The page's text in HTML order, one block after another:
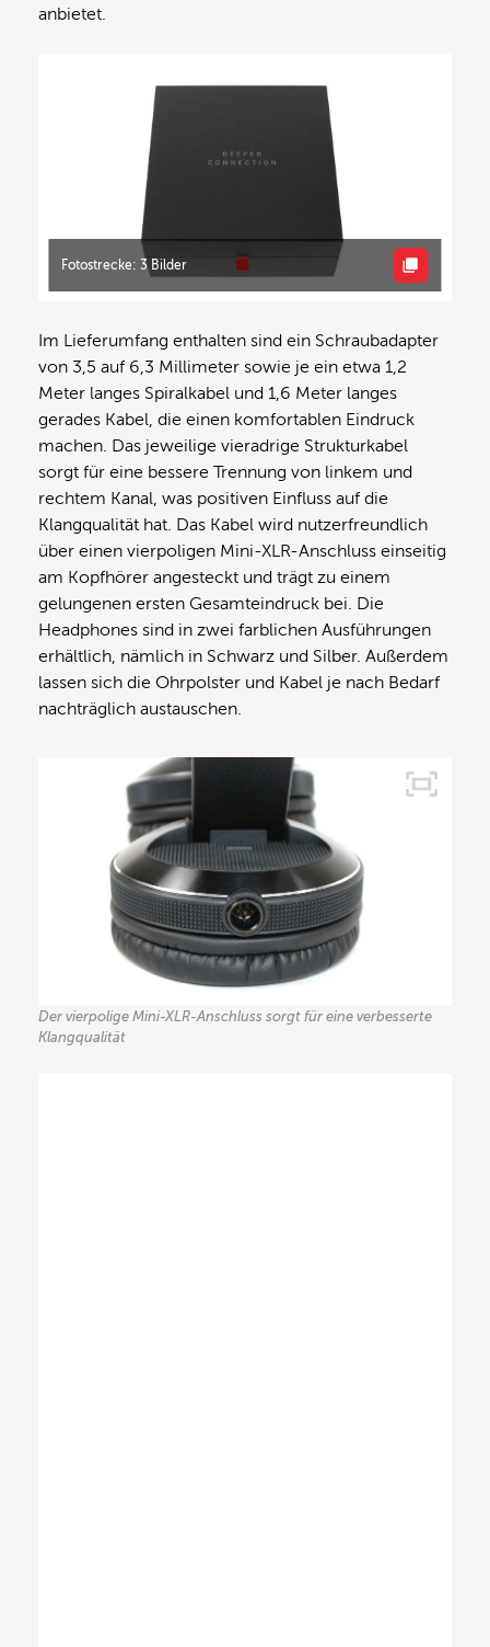
anbietet.
Fotostrecke: 3 Bilder
Im Lieferumfang enthalten sind ein Schraubadapter
von 3,5 auf 6,3 Millimeter sowie je ein etwa 1,2
Meter langes Spiralkabel und 1,6 Meter langes
gerades Kabel, die einen komfortablen Eindruck
machen. Das jeweilige vieradrige Strukturkabel
sorgt für eine bessere Trennung von linkem und
rechtem Kanal, was positiven Einfluss auf die
Klangqualität hat. Das Kabel wird nutzerfreundlich
über einen vierpoligen Mini-XLR-Anschluss einseitig
am Kopfhörer angesteckt und trägt zu einem
gelungenen ersten Gesamteindruck bei. Die
Headphones sind in zwei farblichen Ausführungen
erhältlich, nämlich in Schwarz und Silber. Außerdem
lassen sich die Ohrpolster und Kabel je nach Bedarf
nachträglich austauschen.
Der vierpolige Mini-XLR-Anschluss sorgt für eine verbesserte
Klangqualität